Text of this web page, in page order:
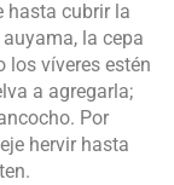
hasta cubrir la
la cepa
los víveres estén
a agregarla;
Por
hervir hasta